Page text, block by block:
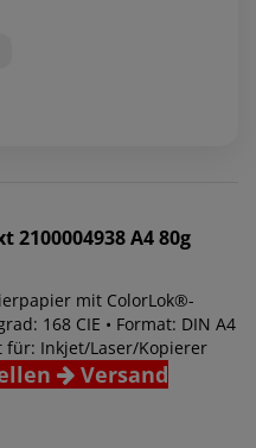
2100004938 A4 80g
mit ColorLok®-
168 CIE • Format: DIN A4
für: Inkjet/Laser/Kopierer
Versand